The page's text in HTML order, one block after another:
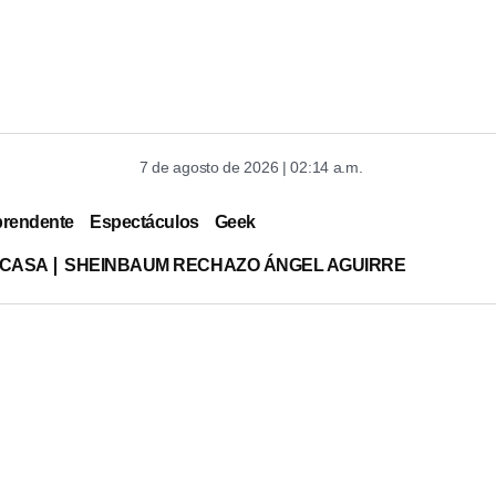
7 de agosto de 2026 | 02:14 a.m.
Espectáculos Geek
SHEINBAUM RECHAZO ÁNGEL AGUIRRE